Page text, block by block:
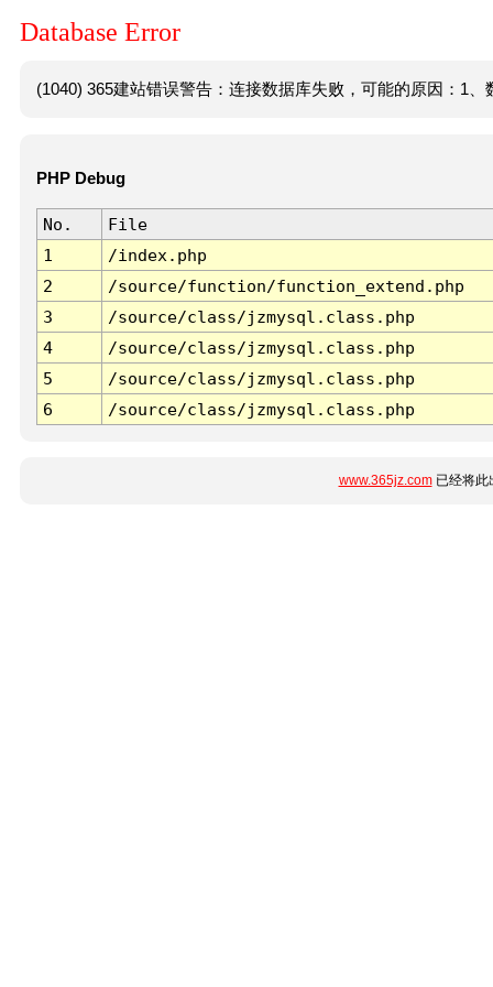
Database Error
(1040) 365建站错误警告：连接数据库失败，可能的原因：1
PHP Debug
No.
File
1
/index.php
2
/source/function/function_extend.php
3
/source/class/jzmysql.class.php
4
/source/class/jzmysql.class.php
5
/source/class/jzmysql.class.php
6
/source/class/jzmysql.class.php
www.365jz.com已经将此